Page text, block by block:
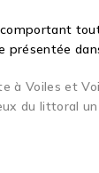
à Voiles et
du littoral